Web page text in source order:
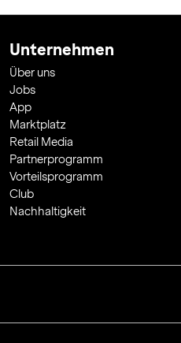
Unternehmen
Über uns
Jobs
App
Marktplatz
Retail Media
Partnerprogramm
Vorteilsprogramm
Club
Nachhaltigkeit